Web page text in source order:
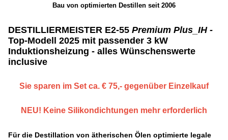
Bau von optimierten Destillen seit 2006
DESTILLIERMEISTER E2-55Premium Plus_IH -
Top-Modell 2025 mit passender 3 kW
Induktionsheizung - alles Wünschenswerte
inclusive
Sie sparen im Set ca. € 75,- gegenüber Einzelkauf
NEU! Keine Silikondichtungen mehr erforderlich
Für die Destillation von ätherischen Ölen optimierte legale